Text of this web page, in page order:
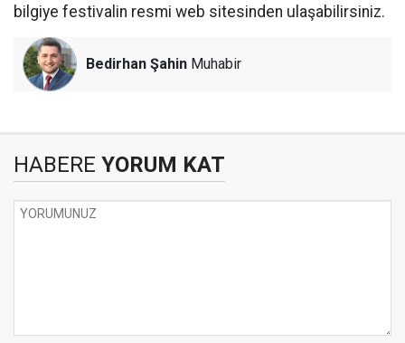
bilgiye festivalin resmi web sitesinden ulaşabilirsiniz.
Bedirhan Şahin Muhabir
HABERE YORUM KAT